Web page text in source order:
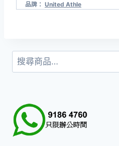
品牌： United Athle
搜
尋